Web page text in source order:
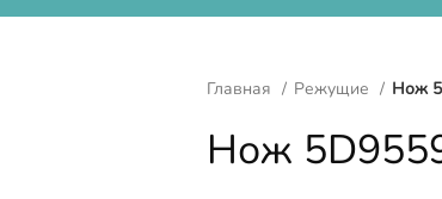
Главная Режущие Нож
Нож